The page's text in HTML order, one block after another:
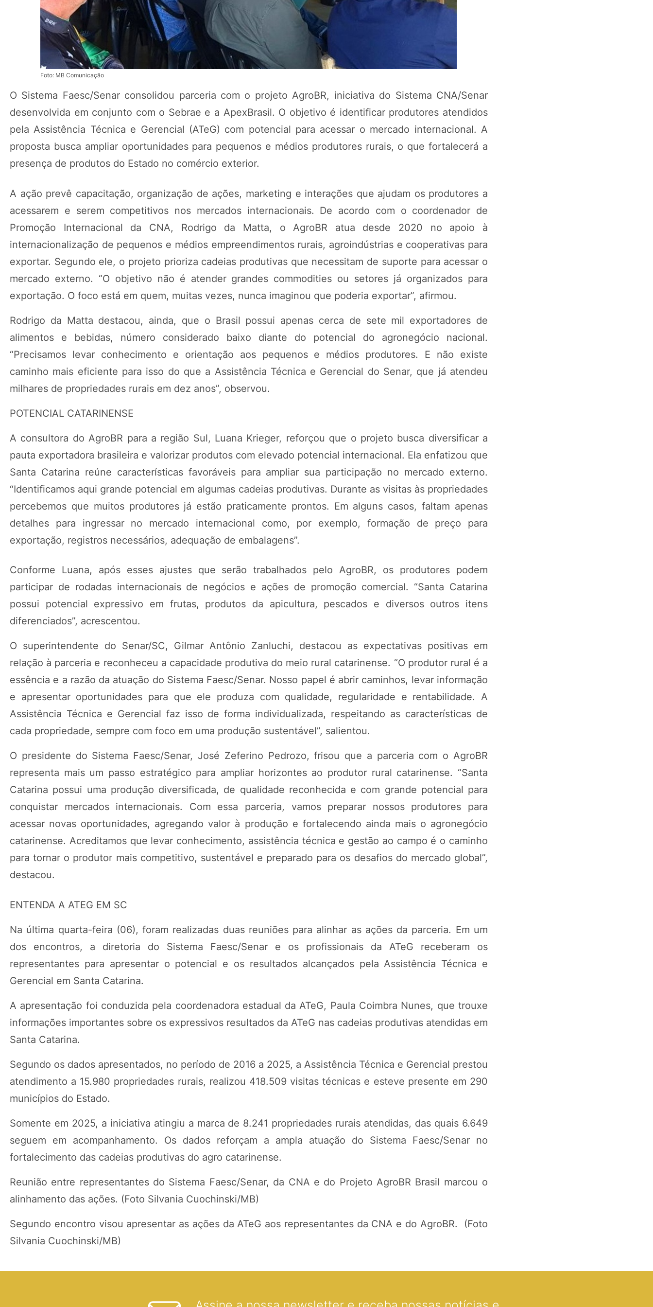
Foto: MB Comunicação
O Sistema Faesc/Senar consolidou parceria com o projeto AgroBR, iniciativa do Sistema CNA/Senar
desenvolvida em conjunto com o Sebrae e a ApexBrasil. O objetivo é identificar produtores atendidos
pela Assistência Técnica e Gerencial (ATeG) com potencial para acessar o mercado internacional. A
proposta busca ampliar oportunidades para pequenos e médios produtores rurais, o que fortalecerá a
presença de produtos do Estado no comércio exterior.
A ação prevê capacitação, organização de ações, marketing e interações que ajudam os produtores a
acessarem e serem competitivos nos mercados internacionais. De acordo com o coordenador de
Promoção Internacional da CNA, Rodrigo da Matta, o AgroBR atua desde 2020 no apoio à
internacionalização de pequenos e médios empreendimentos rurais, agroindústrias e cooperativas para
exportar. Segundo ele, o projeto prioriza cadeias produtivas que necessitam de suporte para acessar o
mercado externo. “O objetivo não é atender grandes commodities ou setores já organizados para
exportação. O foco está em quem, muitas vezes, nunca imaginou que poderia exportar”, afirmou.
Rodrigo da Matta destacou, ainda, que o Brasil possui apenas cerca de sete mil exportadores de
alimentos e bebidas, número considerado baixo diante do potencial do agronegócio nacional.
“Precisamos levar conhecimento e orientação aos pequenos e médios produtores. E não existe
caminho mais eficiente para isso do que a Assistência Técnica e Gerencial do Senar, que já atendeu
milhares de propriedades rurais em dez anos”, observou.
POTENCIAL CATARINENSE
A consultora do AgroBR para a região Sul, Luana Krieger, reforçou que o projeto busca diversificar a
pauta exportadora brasileira e valorizar produtos com elevado potencial internacional. Ela enfatizou que
Santa Catarina reúne características favoráveis para ampliar sua participação no mercado externo.
“Identificamos aqui grande potencial em algumas cadeias produtivas. Durante as visitas às propriedades
percebemos que muitos produtores já estão praticamente prontos. Em alguns casos, faltam apenas
detalhes para ingressar no mercado internacional como, por exemplo, formação de preço para
exportação, registros necessários, adequação de embalagens”.
Conforme Luana, após esses ajustes que serão trabalhados pelo AgroBR, os produtores podem
participar de rodadas internacionais de negócios e ações de promoção comercial. “Santa Catarina
possui potencial expressivo em frutas, produtos da apicultura, pescados e diversos outros itens
diferenciados”, acrescentou.
O superintendente do Senar/SC, Gilmar Antônio Zanluchi, destacou as expectativas positivas em
relação à parceria e reconheceu a capacidade produtiva do meio rural catarinense. “O produtor rural é a
essência e a razão da atuação do Sistema Faesc/Senar. Nosso papel é abrir caminhos, levar informação
e apresentar oportunidades para que ele produza com qualidade, regularidade e rentabilidade. A
Assistência Técnica e Gerencial faz isso de forma individualizada, respeitando as características de
cada propriedade, sempre com foco em uma produção sustentável”, salientou.
O presidente do Sistema Faesc/Senar, José Zeferino Pedrozo, frisou que a parceria com o AgroBR
representa mais um passo estratégico para ampliar horizontes ao produtor rural catarinense. “Santa
Catarina possui uma produção diversificada, de qualidade reconhecida e com grande potencial para
conquistar mercados internacionais. Com essa parceria, vamos preparar nossos produtores para
acessar novas oportunidades, agregando valor à produção e fortalecendo ainda mais o agronegócio
catarinense. Acreditamos que levar conhecimento, assistência técnica e gestão ao campo é o caminho
para tornar o produtor mais competitivo, sustentável e preparado para os desafios do mercado global”,
destacou.
ENTENDA A ATEG EM SC
Na última quarta-feira (06), foram realizadas duas reuniões para alinhar as ações da parceria. Em um
dos encontros, a diretoria do Sistema Faesc/Senar e os profissionais da ATeG receberam os
representantes para apresentar o potencial e os resultados alcançados pela Assistência Técnica e
Gerencial em Santa Catarina.
A apresentação foi conduzida pela coordenadora estadual da ATeG, Paula Coimbra Nunes, que trouxe
informações importantes sobre os expressivos resultados da ATeG nas cadeias produtivas atendidas em
Santa Catarina.
Segundo os dados apresentados, no período de 2016 a 2025, a Assistência Técnica e Gerencial prestou
atendimento a 15.980 propriedades rurais, realizou 418.509 visitas técnicas e esteve presente em 290
municípios do Estado.
Somente em 2025, a iniciativa atingiu a marca de 8.241 propriedades rurais atendidas, das quais 6.649
seguem em acompanhamento. Os dados reforçam a ampla atuação do Sistema Faesc/Senar no
fortalecimento das cadeias produtivas do agro catarinense.
Reunião entre representantes do Sistema Faesc/Senar, da CNA e do Projeto AgroBR Brasil marcou o
alinhamento das ações. (Foto Silvania Cuochinski/MB)
Segundo encontro visou apresentar as ações da ATeG aos representantes da CNA e do AgroBR. (Foto
Silvania Cuochinski/MB)